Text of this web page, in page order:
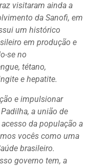
visitaram ainda a
da Sanofi, em
um histórico
em produção e
se no
tétano,
e hepatite.
e impulsionar
a união de
da população a
vocês como uma
brasileiro.
governo tem, a